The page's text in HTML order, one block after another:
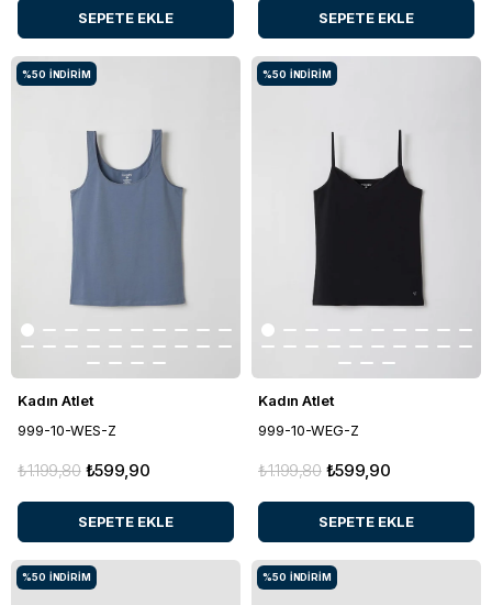
SEPETE EKLE SEPETE EKLE
Kadın Atlet
999-10-WES-Z
₺599,90
₺1.199,80
SEPETE EKLE
%50 İNDIRIM
Kadın Atlet
999-10-WEG-Z
₺599,90
₺1.199,80
SEPETE EKLE
%50 İNDIRIM
%50 İNDIRIM %50 İNDIRIM